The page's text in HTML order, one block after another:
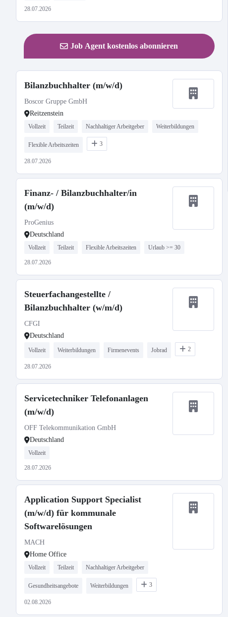
28.07.2026
Job Agent kostenlos abonnieren
Bilanzbuchhalter (m/w/d)
Boscor Gruppe GmbH
Reitzenstein
Vollzeit Teilzeit Nachhaltiger Arbeitgeber Weiterbildungen
Flexible Arbeitszeiten 3
28.07.2026
Finanz- / Bilanzbuchhalter/in
(m/w/d)
ProGenius
Deutschland
Vollzeit Teilzeit Flexible Arbeitszeiten Urlaub >= 30
28.07.2026
Steuerfachangestellte /
Bilanzbuchhalter (w/m/d)
CFGI
Deutschland
Vollzeit Weiterbildungen Firmenevents Jobrad 2
28.07.2026
Servicetechniker Telefonanlagen
(m/w/d)
OFF Telekommunikation GmbH
Deutschland
Vollzeit
28.07.2026
Application Support Specialist
(m/w/d) für kommunale
Softwarelösungen
MACH
Home Office
Vollzeit Teilzeit Nachhaltiger Arbeitgeber
Gesundheitsangebote Weiterbildungen 3
02.08.2026